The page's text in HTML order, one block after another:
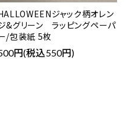
ジャック柄オレン
&グリーン ラッピングペーパ
/包装紙 5枚
円(税込550円)